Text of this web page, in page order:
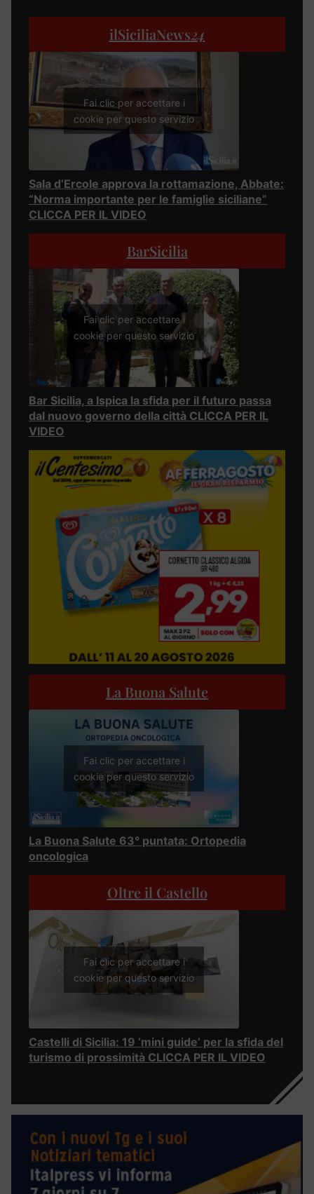
ilSiciliaNews24
Fai clic per accettare i
cookie per questo servizio
Sala d’Ercole approva la rottamazione, Abbate:
“Norma importante per le famiglie siciliane”
CLICCA PER IL VIDEO
BarSicilia
Fai clic per accettare i
cookie per questo servizio
Bar Sicilia, a Ispica la sfida per il futuro passa
dal nuovo governo della città CLICCA PER IL
VIDEO
La Buona Salute
Fai clic per accettare i
cookie per questo servizio
La Buona Salute 63° puntata: Ortopedia
oncologica
Oltre il Castello
Fai clic per accettare i
cookie per questo servizio
Castelli di Sicilia: 19 ‘mini guide’ per la sfida del
turismo di prossimità CLICCA PER IL VIDEO